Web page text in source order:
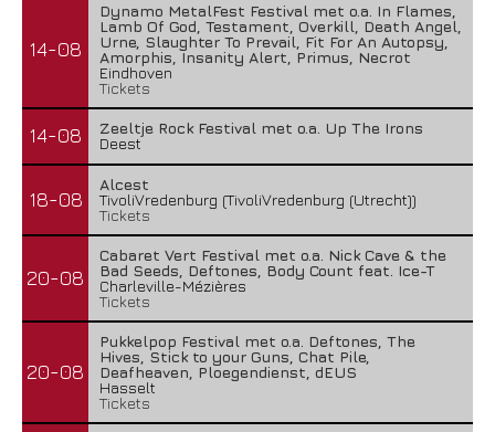
14-08
Dynamo MetalFest Festival met o.a. In Flames,
Lamb Of God, Testament, Overkill, Death Angel,
Urne, Slaughter To Prevail, Fit For An Autopsy,
Amorphis, Insanity Alert, Primus, Necrot
Eindhoven
Tickets
14-08
Zeeltje Rock Festival met o.a. Up The Irons
Deest
18-08
Alcest
TivoliVredenburg (TivoliVredenburg (Utrecht))
Tickets
20-08
Cabaret Vert Festival met o.a. Nick Cave & the
Bad Seeds, Deftones, Body Count feat. Ice-T
Charleville-Mézières
Tickets
20-08
Pukkelpop Festival met o.a. Deftones, The
Hives, Stick to your Guns, Chat Pile,
Deafheaven, Ploegendienst, dEUS
Hasselt
Tickets